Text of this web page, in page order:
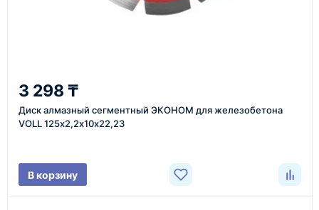
форму обратного звонка.
Уточнение задачи
Менеджер связывается с вами, уточняет
характеристики товара, город доставки и условия
3 298 ₸
Диск алмазный сегментный ЭКОНОМ для железобетона
VOLL 125х2,2х10х22,23
В корзину